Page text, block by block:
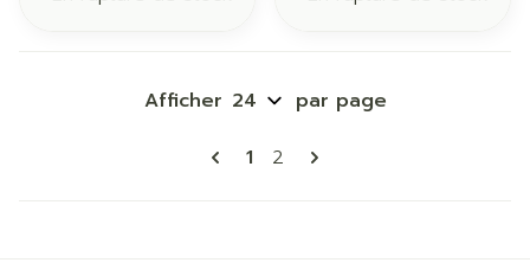
Pages
Vous lisez actuellement la
1 Page
2
Afficher par page